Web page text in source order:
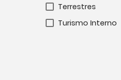
Terrestres
Turismo Interno